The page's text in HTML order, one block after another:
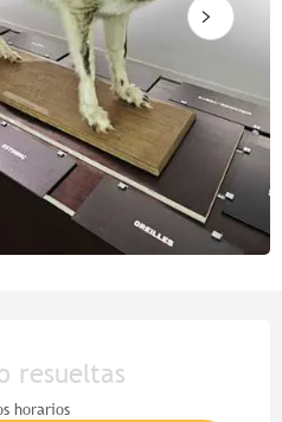
resueltas
horarios